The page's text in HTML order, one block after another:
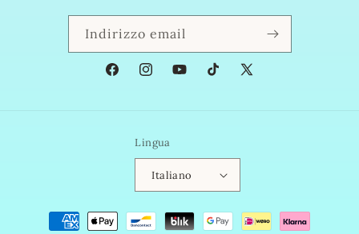
Indirizzo email
FacebookInstagramYouTubeTikTokX
Lingua
Italiano
Metodi